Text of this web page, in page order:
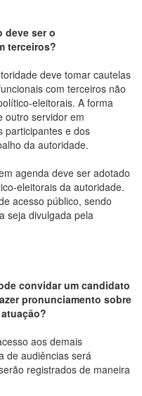
deve ser o
terceiros?
deve tomar cautelas
com terceiros não
eleitorais. A forma
outro servidor em
participantes e dos
da autoridade.
agenda deve ser adotado
eleitorais da autoridade.
acesso público, sendo
seja divulgada pela
convidar um candidato
pronunciamento sobre
aos demais
de audiências será
registrados de maneira